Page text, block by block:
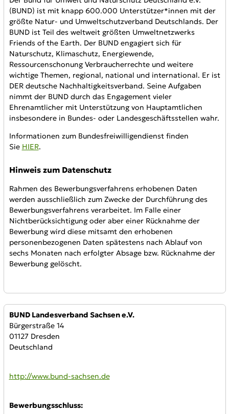
(BUND) ist mit knapp 600.000 Unterstützer*innen mit der
größte Natur- und Umweltschutzverband Deutschlands. Der
BUND ist Teil des weltweit größten Umweltnetzwerks
Friends of the Earth. Der BUND engagiert sich für
Naturschutz, Klimaschutz, Energiewende,
Ressourcenschonung Verbraucherrechte und weitere
wichtige Themen, regional, national und international. Er ist
DER deutsche Nachhaltigkeitsverband. Seine Aufgaben
nimmt der BUND durch das Engagement vieler
Ehrenamtlicher mit Unterstützung von Hauptamtlichen
insbesondere in Bundes- oder Landesgeschäftsstellen wahr.
Informationen zum Bundesfreiwilligendienst finden
Sie HIER.
Hinweis zum Datenschutz
Rahmen des Bewerbungsverfahrens erhobenen Daten
werden ausschließlich zum Zwecke der Durchführung des
Bewerbungsverfahrens verarbeitet. Im Falle einer
Nichtberücksichtigung oder aber einer Rücknahme der
Bewerbung wird diese mitsamt den erhobenen
personenbezogenen Daten spätestens nach Ablauf von
sechs Monaten nach erfolgter Absage bzw. Rücknahme der
Bewerbung gelöscht.
Anbieter:
BUND Landesverband Sachsen e.V.
Bürgerstraße 14
01127 Dresden
Deutschland
WWW:
http://www.bund-sachsen.de
Bewerbungsschluss: